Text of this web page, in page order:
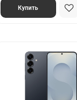
Купить